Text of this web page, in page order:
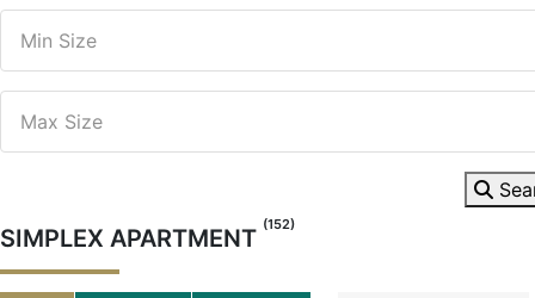
SIMPLEX APARTMENT (152)